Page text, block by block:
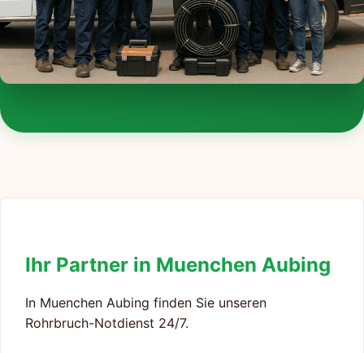
Ihr Partner in Muenchen Aubing
In Muenchen Aubing finden Sie unseren
Rohrbruch-Notdienst 24/7.